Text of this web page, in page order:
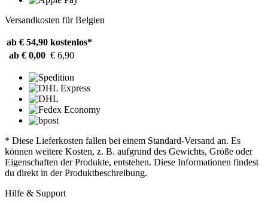
Versandkosten für Belgien
ab € 54,90 kostenlos*
ab € 0,00 € 6,90
* Diese Lieferkosten fallen bei einem Standard-Versand an. Es
können weitere Kosten, z. B. aufgrund des Gewichts, Größe oder
Eigenschaften der Produkte, entstehen. Diese Informationen findest
du direkt in der Produktbeschreibung.
Hilfe & Support